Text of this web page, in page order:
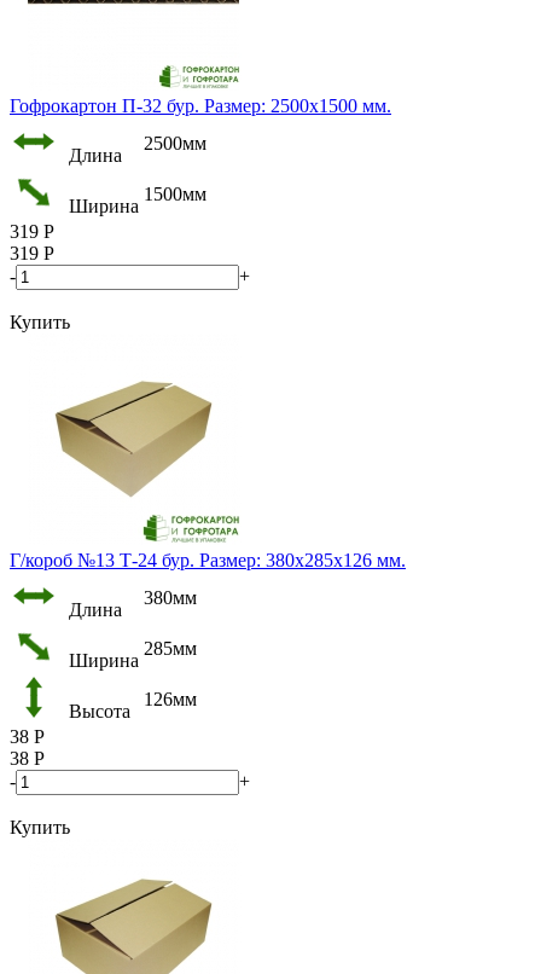
Гофрокартон П-32 бур. Размер: 2500х1500 мм.
Длина
2500мм
Ширина
1500мм
319 Р
319 Р
-
+
Купить
Г/короб №13 Т-24 бур. Размер: 380х285х126 мм.
Длина
380мм
Ширина
285мм
Высота
126мм
38 Р
38 Р
-
+
Купить